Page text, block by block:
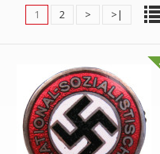
1 2 > >|